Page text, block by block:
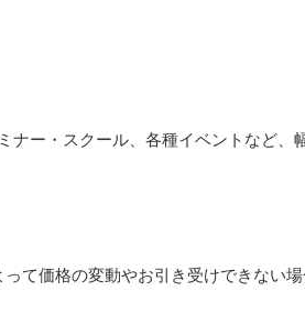
ー・スクール、各種イベントなど、
価格の変動やお引き受けできない場